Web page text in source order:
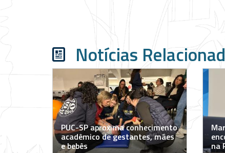
Notícias
PUC-SP aproxima conhecimento
acadêmico de gestantes, mães
e bebês na